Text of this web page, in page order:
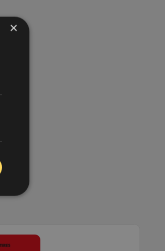
×